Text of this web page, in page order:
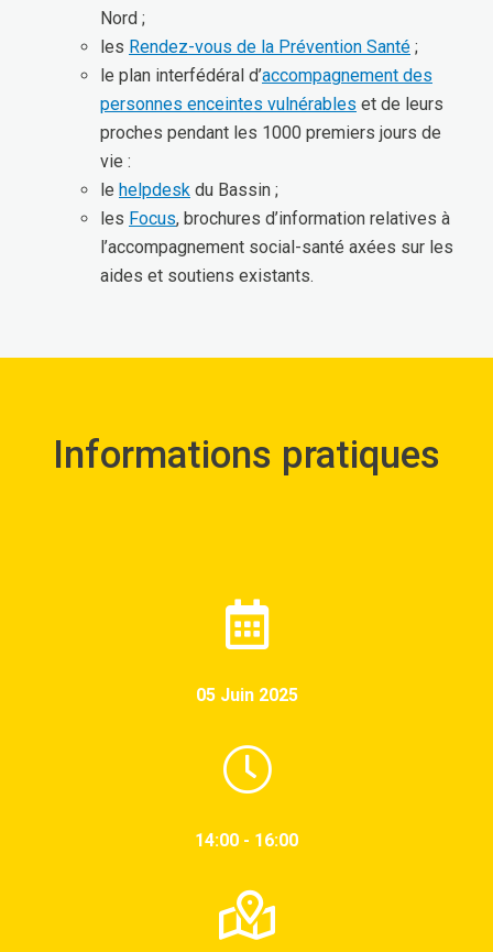
Nord ;
les Rendez-vous de la Prévention Santé ;
le plan interfédéral d’accompagnement des
personnes enceintes vulnérables et de leurs
proches pendant les 1000 premiers jours de
vie :
le helpdesk du Bassin ;
les Focus, brochures d’information relatives à
l’accompagnement social-santé axées sur les
aides et soutiens existants.
Informations pratiques
05 Juin 2025
14:00 - 16:00